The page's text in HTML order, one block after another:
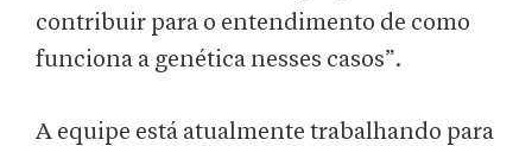
contribuir para o entendimento de como
funciona a genética nesses casos”.
A equipe está atualmente trabalhando para